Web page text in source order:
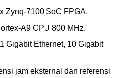
Zynq-7100 SoC FPGA.
A9 CPU 800 MHz.
Gigabit Ethernet, 10 Gigabit
jam eksternal dan referensi